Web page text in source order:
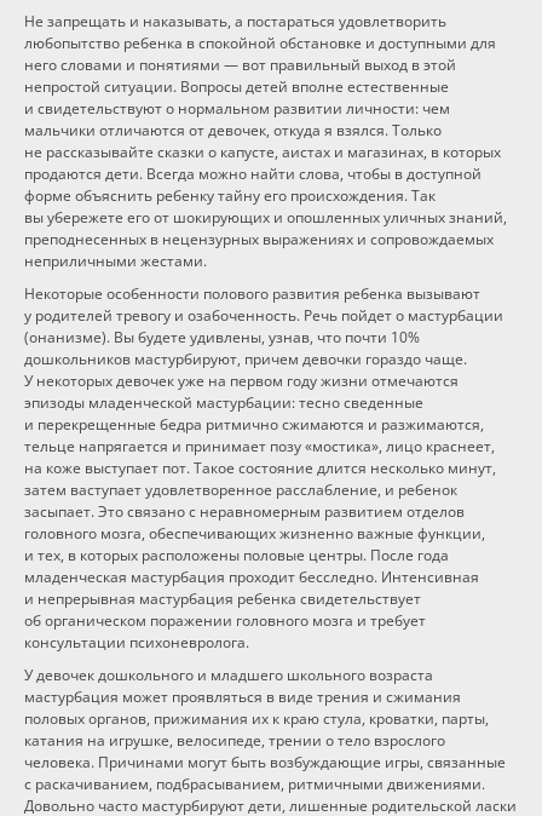
Не запрещать и наказывать, а постараться удовлетворить
любопытство ребенка в спокойной обстановке и доступными для
него словами и понятиями — вот правильный выход в этой
непростой ситуации. Вопросы детей вполне естественные
и свидетельствуют о нормальном развитии личности: чем
мальчики отличаются от девочек, откуда я взялся. Только
не рассказывайте сказки о капусте, аистах и магазинах, в которых
продаются дети. Всегда можно найти слова, чтобы в доступной
форме объяснить ребенку тайну его происхождения. Так
вы убережете его от шокирующих и опошленных уличных знаний,
преподнесенных в нецензурных выражениях и сопровождаемых
неприличными жестами.
Некоторые особенности полового развития ребенка вызывают
у родителей тревогу и озабоченность. Речь пойдет о мастурбации
(онанизме). Вы будете удивлены, узнав, что почти 10%
дошкольников мастурбируют, причем девочки гораздо чаще.
У некоторых девочек уже на первом году жизни отмечаются
эпизоды младенческой мастурбации: тесно сведенные
и перекрещенные бедра ритмично сжимаются и разжимаются,
тельце напрягается и принимает позу «мостика», лицо краснеет,
на коже выступает пот. Такое состояние длится несколько минут,
затем ваступает удовлетворенное расслабление, и ребенок
засыпает. Это связано с неравномерным развитием отделов
головного мозга, обеспечивающих жизненно важные функции,
и тех, в которых расположены половые центры. После года
младенческая мастурбация проходит бесследно. Интенсивная
и непрерывная мастурбация ребенка свидетельствует
об органическом поражении головного мозга и требует
консультации психоневролога.
У девочек дошкольного и младшего школьного возраста
мастурбация может проявляться в виде трения и сжимания
половых органов, прижимания их к краю стула, кроватки, парты,
катания на игрушке, велосипеде, трении о тело взрослого
человека. Причинами могут быть возбуждающие игры, связанные
с раскачиванием, подбрасыванием, ритмичными движениями.
Довольно часто мастурбируют дети, лишенные родительской ласки